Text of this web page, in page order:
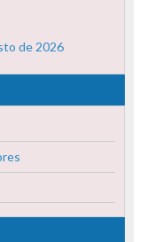
de 2026